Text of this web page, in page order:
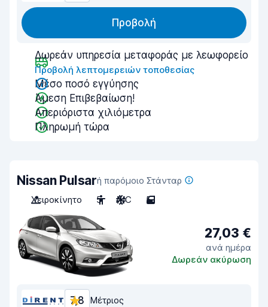
Προβολή
Δωρεάν υπηρεσία μεταφοράς με λεωφορείο
Προβολή λεπτομερειών τοποθεσίας
Μέσο ποσό εγγύησης
Άμεση Επιβεβαίωση!
Απεριόριστα χιλιόμετρα
Πληρωμή τώρα
Nissan Pulsarή παρόμοιο Στάνταρ
Χειροκίνητο
5 A/C 5
27,03 €
ανά ημέρα
Δωρεάν ακύρωση
7,8 Μέτριος